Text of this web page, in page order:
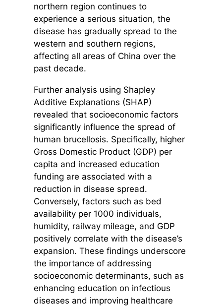
northern region continues to
experience a serious situation, the
disease has gradually spread to the
western and southern regions,
affecting all areas of China over the
past decade.
Further analysis using Shapley
Additive Explanations (SHAP)
revealed that socioeconomic factors
significantly influence the spread of
human brucellosis. Specifically, higher
Gross Domestic Product (GDP) per
capita and increased education
funding are associated with a
reduction in disease spread.
Conversely, factors such as bed
availability per 1000 individuals,
humidity, railway mileage, and GDP
positively correlate with the disease’s
expansion. These findings underscore
the importance of addressing
socioeconomic determinants, such as
enhancing education on infectious
diseases and improving healthcare